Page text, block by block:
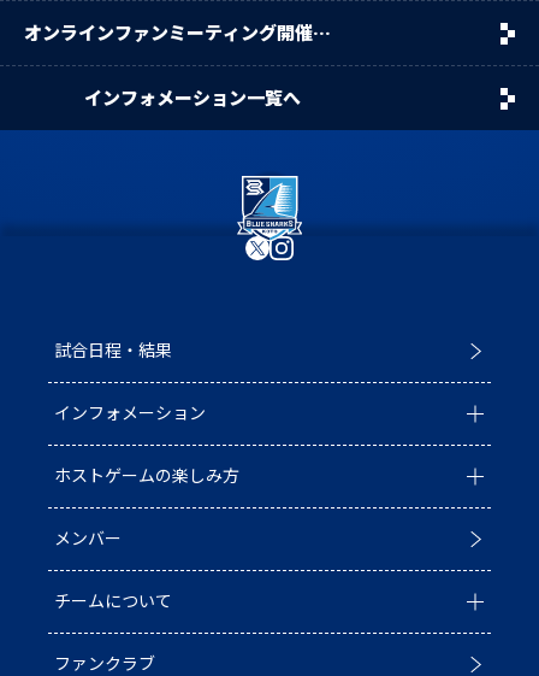
オンラインファンミーティング開催の
お知らせ
インフォメーション一覧へ
試合日程・結果
インフォメーション
全ての記事
イベント
お知らせ
試合情報
ホストゲームの楽しみ方
ホストゲームについて
D1/D2入替戦
ホストゲーム最終
メンバー
チームについて
チーム情報
ファンクラブ